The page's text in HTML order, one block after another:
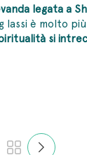
legata a
è molto
si